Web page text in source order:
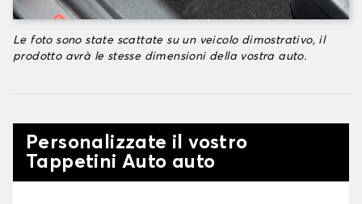
Le foto sono state scattate su un veicolo dimostrativo, il
prodotto avrà le stesse dimensioni della vostra auto.
Personalizzate il vostro
Tappetini Auto auto